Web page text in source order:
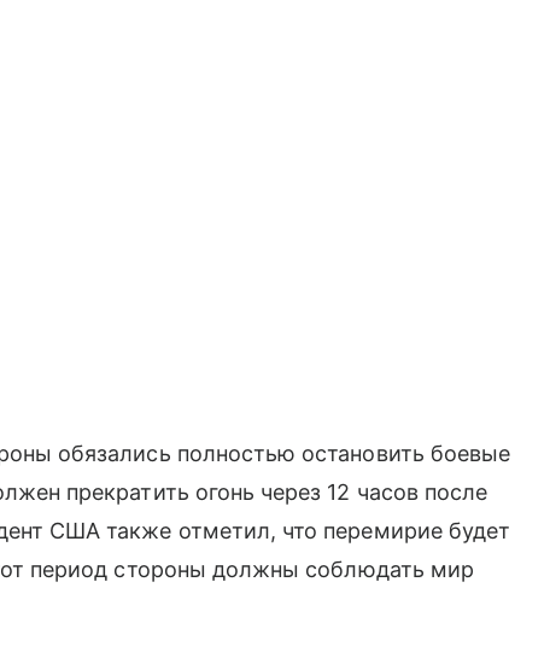
обязались полностью остановить боевые
прекратить огонь через 12 часов после
США также отметил, что перемирие будет
период стороны должны соблюдать мир